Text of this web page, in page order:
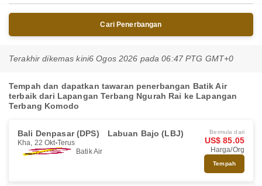
Cari Penerbangan
Terakhir dikemas kini6 Ogos 2026 pada 06:47 PTG GMT+0
Tempah dan dapatkan tawaran penerbangan Batik Air
terbaik dari Lapangan Terbang Ngurah Rai ke Lapangan
Terbang Komodo
Bali Denpasar (DPS) Labuan Bajo (LBJ)
Kha, 22 Okt Terus
Batik Air
Bermula dari
US$ 85.05
Harga/Org
Tempah